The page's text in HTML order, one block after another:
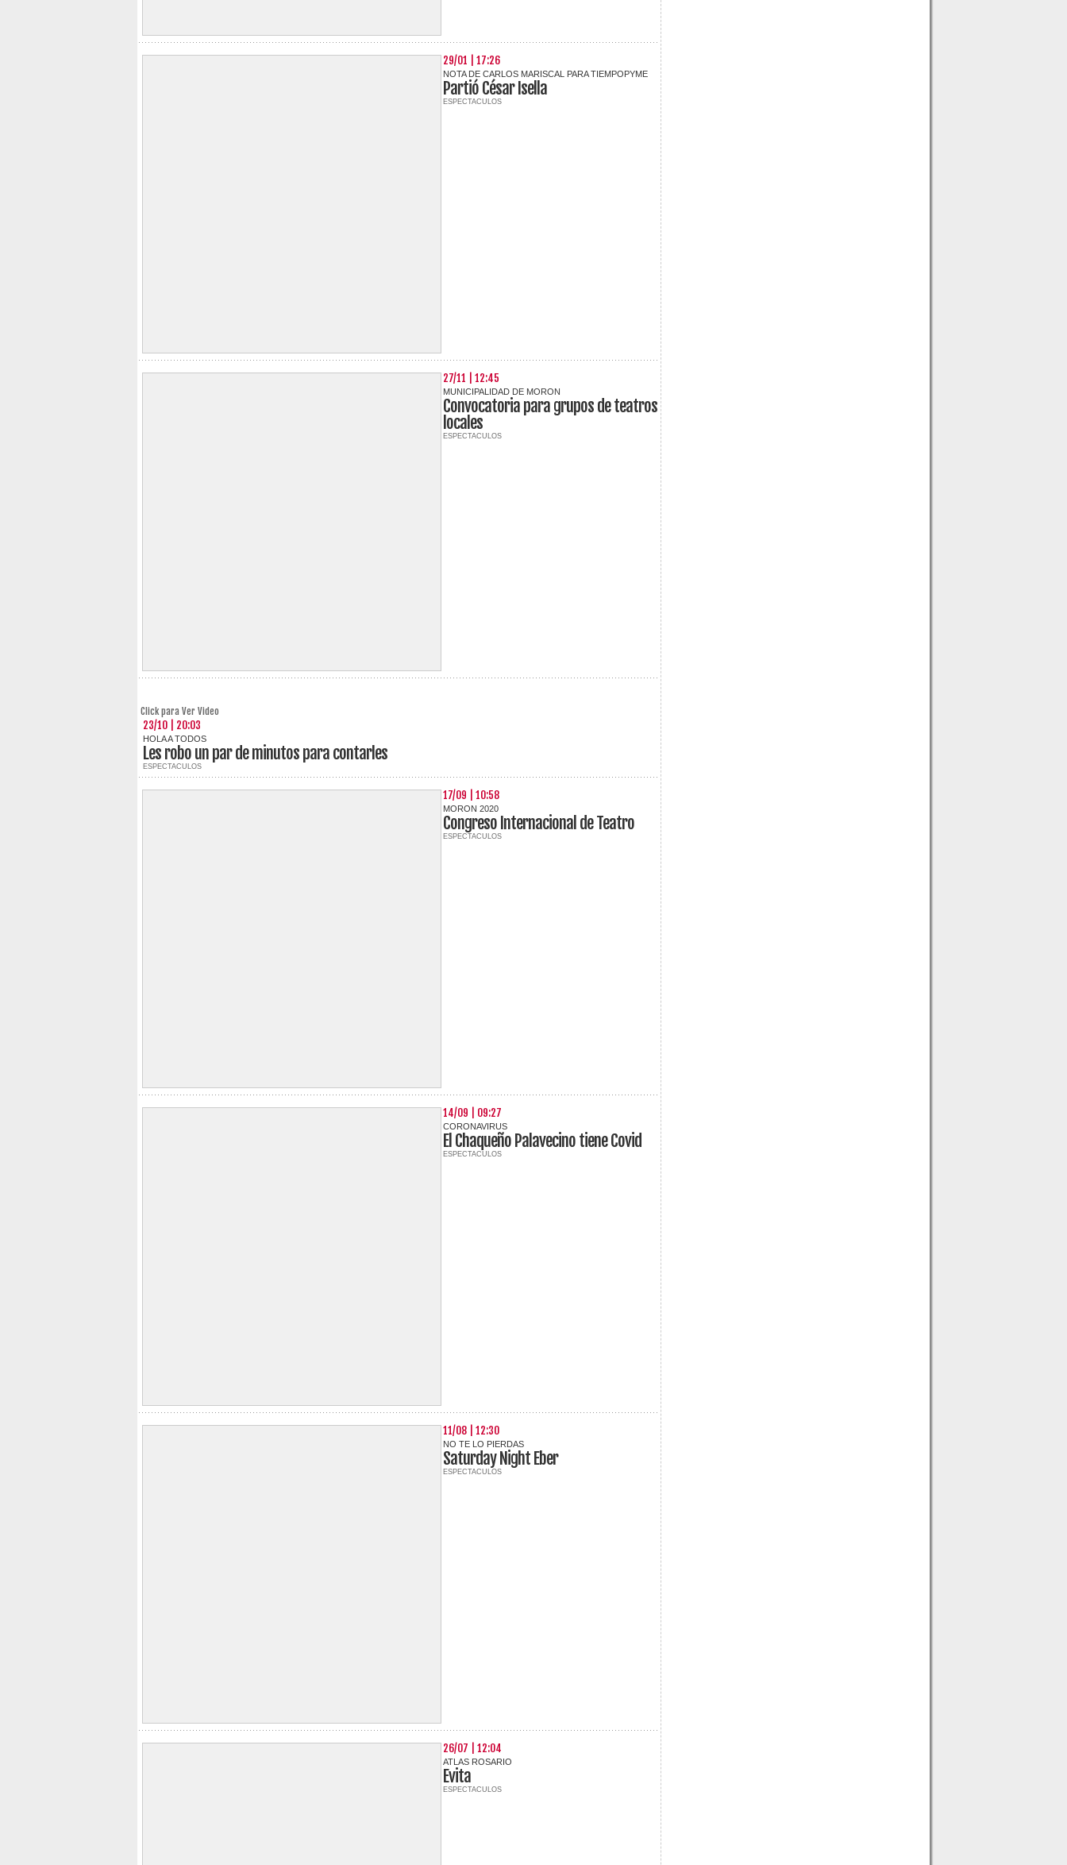
29/01 | 17:26
NOTA DE CARLOS MARISCAL PARA TIEMPOPYME
Partió César Isella
ESPECTACULOS
27/11 | 12:45
MUNICIPALIDAD DE MORON
Convocatoria para grupos de teatros
locales
ESPECTACULOS
Click para Ver Video
23/10 | 20:03
HOLA A TODOS
Les robo un par de minutos para contarles
ESPECTACULOS
17/09 | 10:58
MORON 2020
Congreso Internacional de Teatro
ESPECTACULOS
14/09 | 09:27
CORONAVIRUS
El Chaqueño Palavecino tiene Covid
ESPECTACULOS
11/08 | 12:30
NO TE LO PIERDAS
Saturday Night Eber
ESPECTACULOS
26/07 | 12:04
ATLAS ROSARIO
Evita
ESPECTACULOS